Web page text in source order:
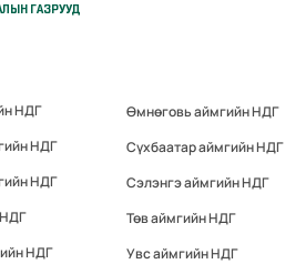
ГАЗРУУД
НДГ
НДГ
НДГ
НДГ
Өмнөговь аймгийн НДГ
Сүхбаатар аймгийн НДГ
Сэлэнгэ аймгийн НДГ
Төв аймгийн НДГ
Увс аймгийн НДГ